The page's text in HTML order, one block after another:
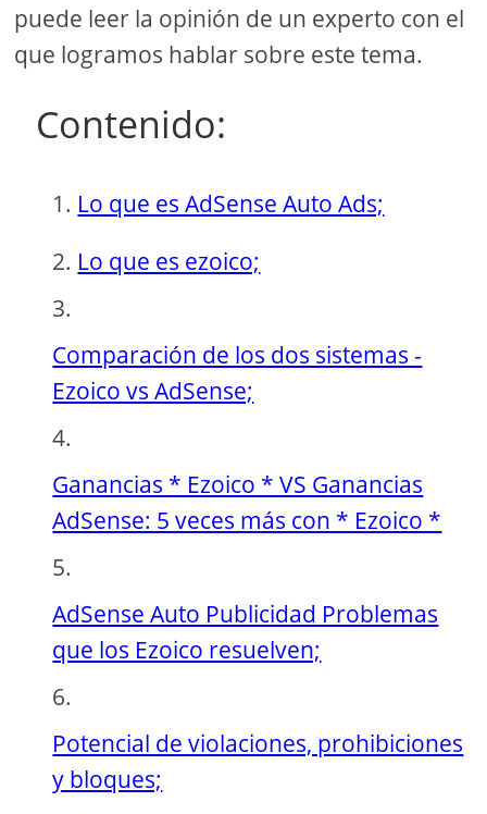
puede leer la opinión de un experto con el
que logramos hablar sobre este tema.
Contenido:
Lo que es AdSense Auto Ads;
Lo que es ezoico;
Comparación de los dos sistemas -
Ezoico vs AdSense;
Ganancias * Ezoico * VS Ganancias
AdSense: 5 veces más con * Ezoico *
AdSense Auto Publicidad Problemas
que los Ezoico resuelven;
Potencial de violaciones, prohibiciones
y bloques;